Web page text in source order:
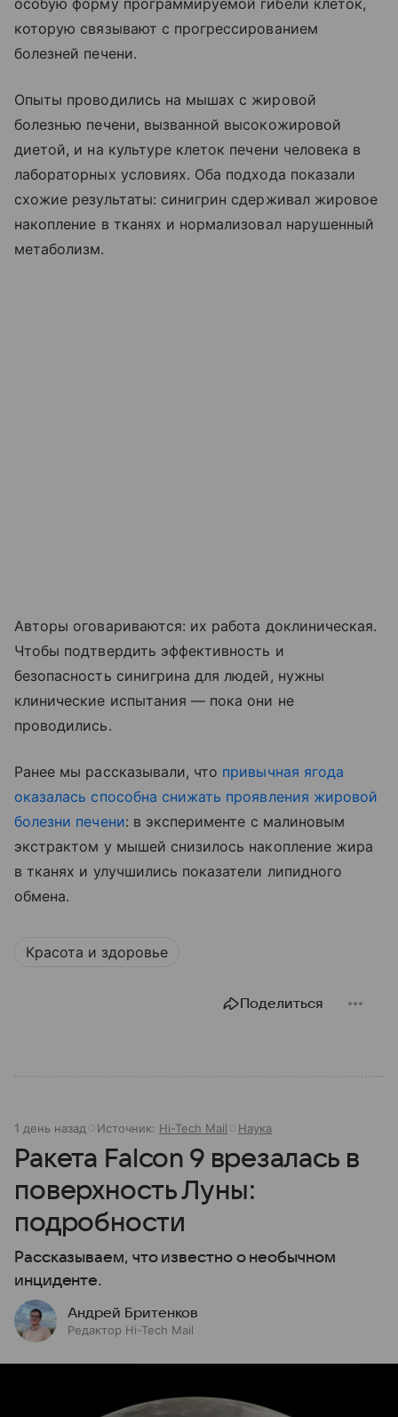
которую связывают с прогрессированием
болезней печени.
Опыты проводились на мышах с жировой
болезнью печени, вызванной высокожировой
диетой, и на культуре клеток печени человека в
лабораторных условиях. Оба подхода показали
схожие результаты: синигрин сдерживал жировое
накопление в тканях и нормализовал нарушенный
метаболизм.
Авторы оговариваются: их работа доклиническая.
Чтобы подтвердить эффективность и
безопасность синигрина для людей, нужны
клинические испытания — пока они не
проводились.
Ранее мы рассказывали, что привычная ягода
оказалась способна снижать проявления жировой
болезни печени: в эксперименте с малиновым
экстрактом у мышей снизилось накопление жира
в тканях и улучшились показатели липидного
обмена.
Красота и здоровье
Поделиться
1 день назад Источник: Hi-Tech Mail Наука
Ракета Falcon 9 врезалась в
поверхность Луны:
подробности
Рассказываем, что известно о необычном
инциденте.
Андрей Бритенков
Редактор Hi-Tech Mail